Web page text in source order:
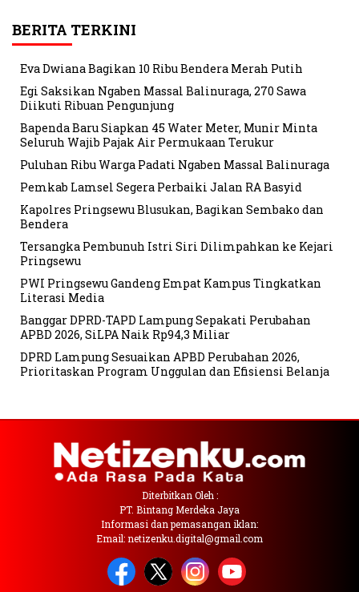
BERITA TERKINI
Eva Dwiana Bagikan 10 Ribu Bendera Merah Putih
Egi Saksikan Ngaben Massal Balinuraga, 270 Sawa
Diikuti Ribuan Pengunjung
Bapenda Baru Siapkan 45 Water Meter, Munir Minta
Seluruh Wajib Pajak Air Permukaan Terukur
Puluhan Ribu Warga Padati Ngaben Massal Balinuraga
Pemkab Lamsel Segera Perbaiki Jalan RA Basyid
Kapolres Pringsewu Blusukan, Bagikan Sembako dan
Bendera
Tersangka Pembunuh Istri Siri Dilimpahkan ke Kejari
Pringsewu
PWI Pringsewu Gandeng Empat Kampus Tingkatkan
Literasi Media
Banggar DPRD-TAPD Lampung Sepakati Perubahan
APBD 2026, SiLPA Naik Rp94,3 Miliar
DPRD Lampung Sesuaikan APBD Perubahan 2026,
Prioritaskan Program Unggulan dan Efisiensi Belanja
Diterbitkan Oleh :
PT. Bintang Merdeka Jaya
Informasi dan pemasangan iklan:
Email: netizenku.digital@gmail.com